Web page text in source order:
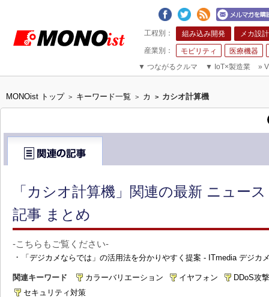
組み込み開発 メカ設計
モビリティ
医療機器
▼ つながるクルマ ▼ IoT×製造業 »
MONOist トップ > キーワード一覧 > カ > カシオ計算機
「カシオ計算機」関連の最新 ニュー
記事 まとめ
-こちらもご覧ください-
・
「デジカメならでは」の活用法を分かりやすく提案 - ITmedia デジカ
関連キーワード カラーバリエーション イヤフォン
DDoS攻撃
セキュリティ対策